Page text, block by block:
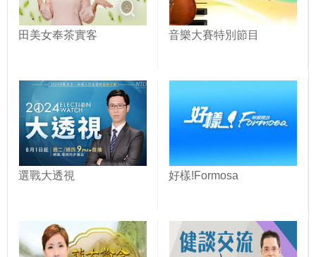
田美女奉茶實客 音樂大賽特別節目
選戰大透視 好樣!Formosa